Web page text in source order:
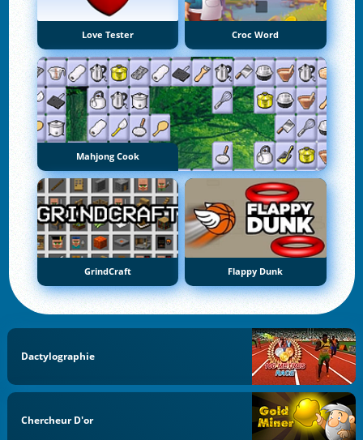
Love Tester Croc Word
Mahjong Cook
GrindCraft Flappy Dunk
Dactylographie
Chercheur D'or